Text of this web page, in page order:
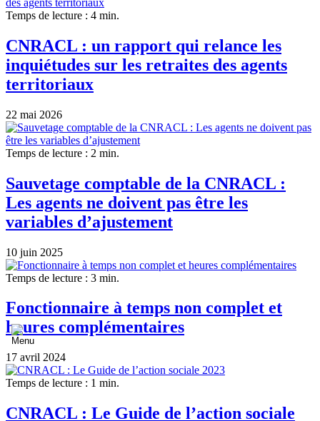
Temps de lecture : 4 min.
CNRACL : un rapport qui relance les
inquiétudes sur les retraites des agents
territoriaux
22 mai 2026
Temps de lecture : 2 min.
Sauvetage comptable de la CNRACL :
Les agents ne doivent pas être les
variables d’ajustement
10 juin 2025
Temps de lecture : 3 min.
Fonctionnaire à temps non complet et
heures complémentaires
17 avril 2024
Temps de lecture : 1 min.
CNRACL : Le Guide de l’action sociale